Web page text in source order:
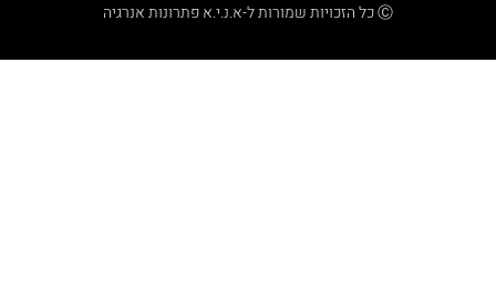
Ⓒ כל הזכויות שמורות ל-א.נ.י.א פתרונות אנרגיה